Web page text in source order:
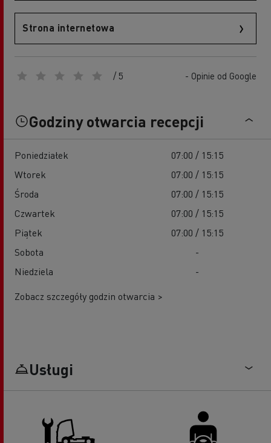
Strona internetowa
/ 5 - Opinie od Google
Godziny otwarcia recepcji
Poniedziałek
07:00 / 15:15
Wtorek
07:00 / 15:15
Środa
07:00 / 15:15
Czwartek
07:00 / 15:15
Piątek
07:00 / 15:15
Sobota
-
Niedziela
-
Zobacz szczegóły godzin otwarcia >
Usługi